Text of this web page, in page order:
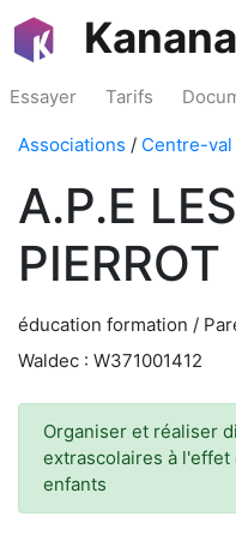
Essayer Tarifs
Associations / Centre-
A.P.E
éducation formation /
Waldec : W371001412
Organiser et réaliser
extrascolaires à
enfants